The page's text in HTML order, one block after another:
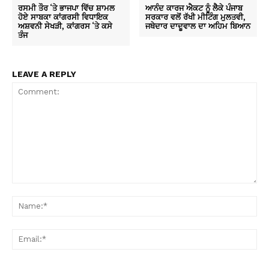
ਰਸਮੀ ਤੌਰ ‘ਤੇ ਭਾਜਪਾ ਵਿੱਚ ਸ਼ਾਮਲ
ਹੋਏ ਸਾਬਕਾ ਕਾਂਗਰਸੀ ਵਿਧਾਇਕ
ਅਸ਼ਵਨੀ ਸੇਖੜੀ, ਕਾਂਗਰਸ ‘ਤੇ ਕਸੇ
ਤੰਜ
ਆਨੰਦ ਕਾਰਜ ਐਕਟ ਨੂੰ ਲੈਕੇ ਪੰਜਾਬ
ਸਰਕਾਰ ਵਲੋਂ ਰੱਖੀ ਮੀਟਿੰਗ ਮੁਲਤਵੀ,
ਜਥੇਦਾਰ ਦਾਦੂਵਾਲ ਦਾ ਅਹਿਮ ਬਿਆਨ
LEAVE A REPLY